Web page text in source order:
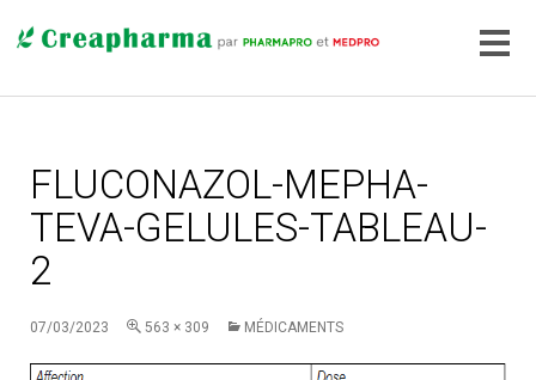
FLUCONAZOL-MEPHA-
TEVA-GELULES-TABLEAU-
2
07/03/2023 563 × 309 MÉDICAMENTS